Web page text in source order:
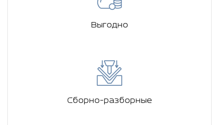
Выгодно
Сборно-разборные